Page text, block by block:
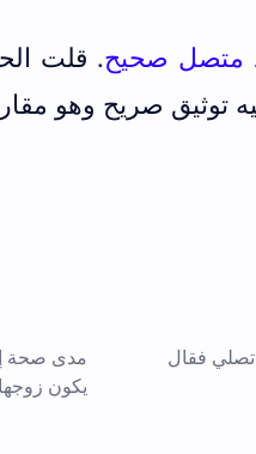
متصل صحيح. قلت
توثيق صريح وهو